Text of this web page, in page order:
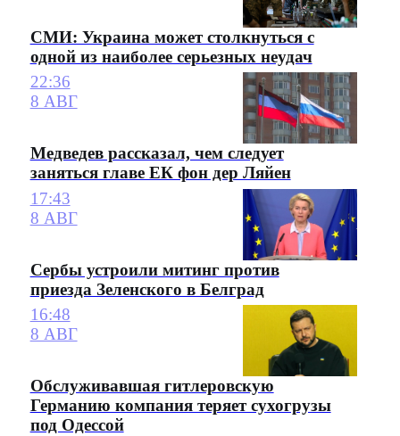
СМИ: Украина может столкнуться с
одной из наиболее серьезных неудач
22:36
8 АВГ
Медведев рассказал, чем следует
заняться главе ЕК фон дер Ляйен
17:43
8 АВГ
Сербы устроили митинг против
приезда Зеленского в Белград
16:48
8 АВГ
Обслуживавшая гитлеровскую
Германию компания теряет сухогрузы
под Одессой